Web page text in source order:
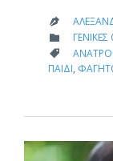



ΠΑΙΔΊ,